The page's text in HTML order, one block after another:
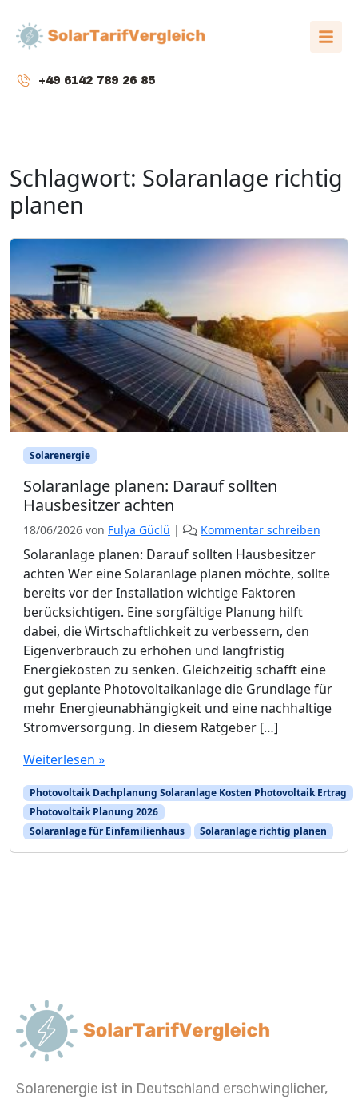
+49 6142 789 26 85
Schlagwort: Solaranlage richtig
planen
Solarenergie
Solaranlage planen: Darauf sollten
Hausbesitzer achten
18/06/2026 von Fulya Güclü | Kommentar schreiben
Solaranlage planen: Darauf sollten Hausbesitzer
achten Wer eine Solaranlage planen möchte, sollte
bereits vor der Installation wichtige Faktoren
berücksichtigen. Eine sorgfältige Planung hilft
dabei, die Wirtschaftlichkeit zu verbessern, den
Eigenverbrauch zu erhöhen und langfristig
Energiekosten zu senken. Gleichzeitig schafft eine
gut geplante Photovoltaikanlage die Grundlage für
mehr Energieunabhängigkeit und eine nachhaltige
Stromversorgung. In diesem Ratgeber […]
Weiterlesen »
Photovoltaik Dachplanung Solaranlage Kosten Photovoltaik Ertrag
Photovoltaik Planung 2026
Solaranlage für Einfamilienhaus
Solaranlage richtig planen
Solarenergie ist in Deutschland erschwinglicher,